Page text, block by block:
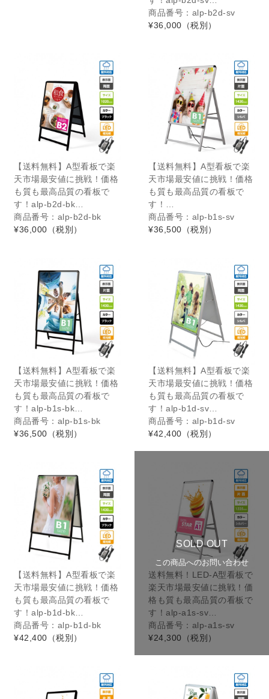
商品番号：alp-b2d-sv
¥36,000 （税別）
【送料無料】A型看板で楽
天市場最安値に挑戦！価格
も質も最高品質の看板で
す！alp-b2d-bk…
商品番号：alp-b2d-bk
¥36,000 （税別）
【送料無料】A型看板で楽
天市場最安値に挑戦！価格
も質も最高品質の看板で
す！…
商品番号：alp-b1s-sv
¥36,500 （税別）
【送料無料】A型看板で楽
天市場最安値に挑戦！価格
も質も最高品質の看板で
す！alp-b1s-bk…
商品番号：alp-b1s-bk
¥36,500 （税別）
【送料無料】A型看板で楽
天市場最安値に挑戦！価格
も質も最高品質の看板で
す！alp-b1d-sv…
商品番号：alp-b1d-sv
¥42,400 （税別）
【送料無料】A型看板で楽
天市場最安値に挑戦！価格
も質も最高品質の看板で
す！alp-b1d-bk…
商品番号：alp-b1d-bk
¥42,400 （税別）
SOLD OUT
この商品へのお問い合わせ
送料無料！LED-A型看板で
楽天市場最安値に挑戦！価
格も質も最高品質の看板で
す！alp-a1s-sv…
商品番号：alp-a1s-sv
¥24,300 （税別）